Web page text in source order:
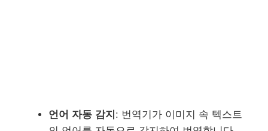
언어 자동 감지 : 번역기가 이미지 속 텍스트